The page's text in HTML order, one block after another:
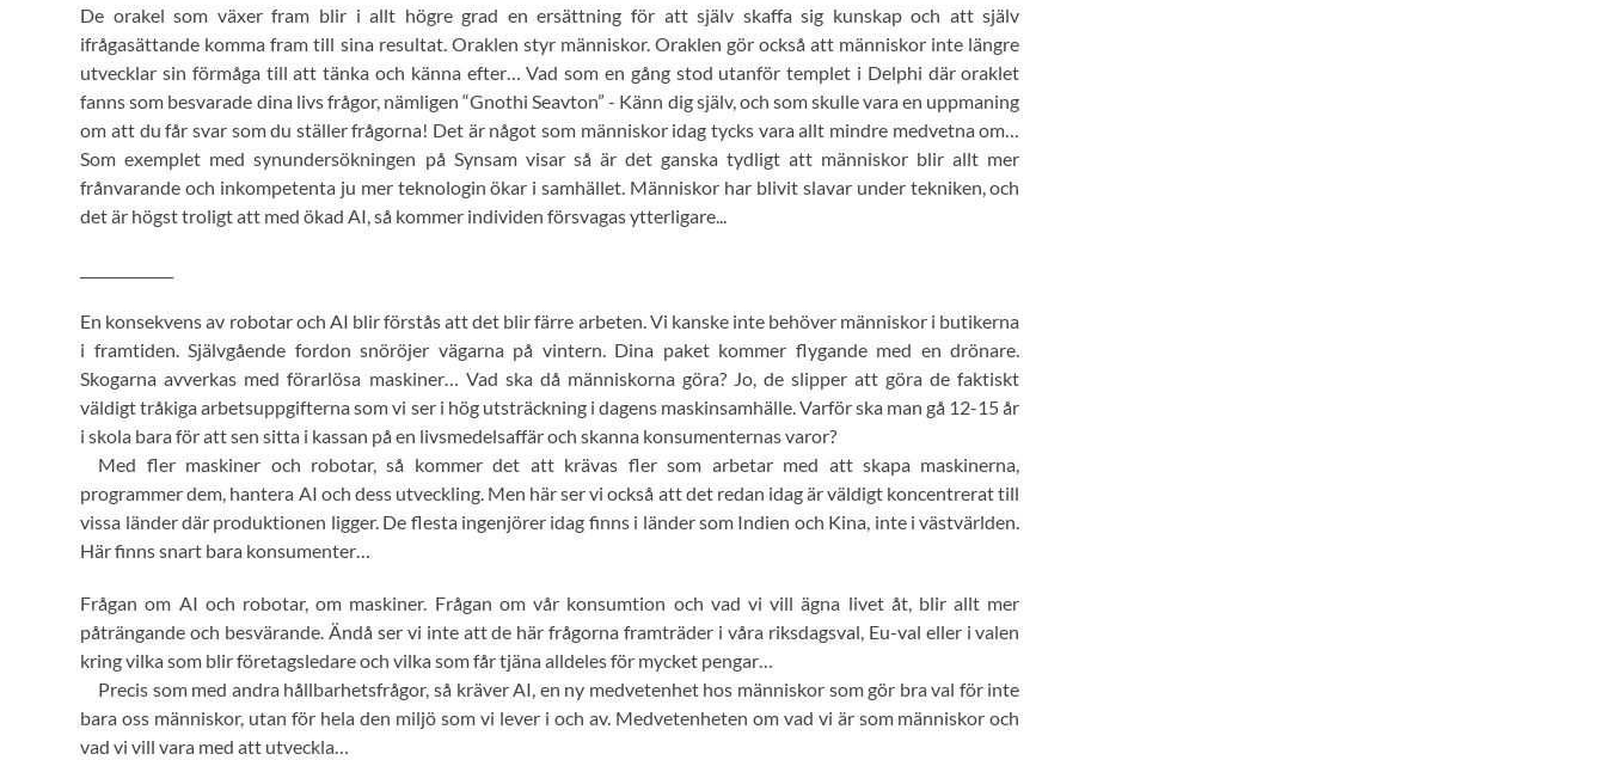
De orakel som växer fram blir i allt högre grad en ersättning för att själv skaffa sig kunskap och att själv
ifrågasättande komma fram till sina resultat. Oraklen styr människor. Oraklen gör också att människor inte längre
utvecklar sin förmåga till att tänka och känna efter… Vad som en gång stod utanför templet i Delphi där oraklet
fanns som besvarade dina livs frågor, nämligen “Gnothi Seavton” - Känn dig själv, och som skulle vara en uppmaning
om att du får svar som du ställer frågorna! Det är något som människor idag tycks vara allt mindre medvetna om…
Som exemplet med synundersökningen på Synsam visar så är det ganska tydligt att människor blir allt mer
frånvarande och inkompetenta ju mer teknologin ökar i samhället. Människor har blivit slavar under tekniken, och
det är högst troligt att med ökad AI, så kommer individen försvagas ytterligare...
En konsekvens av robotar och AI blir förstås att det blir färre arbeten. Vi kanske inte behöver människor i butikerna
i framtiden. Självgående fordon snöröjer vägarna på vintern. Dina paket kommer flygande med en drönare.
Skogarna avverkas med förarlösa maskiner… Vad ska då människorna göra? Jo, de slipper att göra de faktiskt
väldigt tråkiga arbetsuppgifterna som vi ser i hög utsträckning i dagens maskinsamhälle. Varför ska man gå 12-15 år
i skola bara för att sen sitta i kassan på en livsmedelsaffär och skanna konsumenternas varor?
Med fler maskiner och robotar, så kommer det att krävas fler som arbetar med att skapa maskinerna,
programmer dem, hantera AI och dess utveckling. Men här ser vi också att det redan idag är väldigt koncentrerat till
vissa länder där produktionen ligger. De flesta ingenjörer idag finns i länder som Indien och Kina, inte i västvärlden.
Här finns snart bara konsumenter…
Frågan om AI och robotar, om maskiner. Frågan om vår konsumtion och vad vi vill ägna livet åt, blir allt mer
påträngande och besvärande. Ändå ser vi inte att de här frågorna framträder i våra riksdagsval, Eu-val eller i valen
kring vilka som blir företagsledare och vilka som får tjäna alldeles för mycket pengar…
Precis som med andra hållbarhetsfrågor, så kräver AI, en ny medvetenhet hos människor som gör bra val för inte
bara oss människor, utan för hela den miljö som vi lever i och av. Medvetenheten om vad vi är som människor och
vad vi vill vara med att utveckla…